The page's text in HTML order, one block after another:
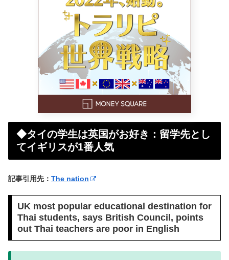
◆タイの学生は英国がお好き：留学先とし
てイギリスが1番人気
記事引用先： The nation
UK most popular educational destination for
Thai students, says British Council, points
out Thai teachers are poor in English